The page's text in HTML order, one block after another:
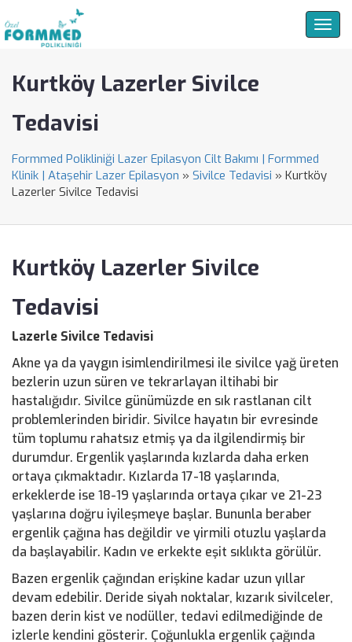
Kurtköy Lazerler Sivilce
Tedavisi
Formmed Polikliniği Lazer Epilasyon Cilt Bakımı | Formmed
Klinik | Ataşehir Lazer Epilasyon » Sivilce Tedavisi » Kurtköy
Lazerler Sivilce Tedavisi
Kurtköy Lazerler Sivilce
Tedavisi
Lazerle Sivilce Tedavisi
Akne ya da yaygın isimlendirilmesi ile sivilce yağ üreten
bezlerin uzun süren ve tekrarlayan iltihabi bir
hastalığıdır. Sivilce günümüzde en sık rastlanan cilt
problemlerinden biridir. Sivilce hayatın bir evresinde
tüm toplumu rahatsız etmiş ya da ilgilendirmiş bir
durumdur. Ergenlik yaşlarında kızlarda daha erken
ortaya çıkmaktadır. Kızlarda 17-18 yaşlarında,
erkeklerde ise 18-19 yaşlarında ortaya çıkar ve 21-23
yaşlarına doğru iyileşmeye başlar. Bununla beraber
ergenlik çağına has değildir ve yirmili otuzlu yaşlarda
da başlayabilir. Kadın ve erkekte eşit sıklıkta görülür.
Bazen ergenlik çağından erişkine kadar uzun yıllar
devam edebilir. Deride siyah noktalar, kızarık sivilceler,
bazen derin kist ve nodüller, tedavi edilmediğinde de
izlerle kendini gösterir. Çoğunlukla ergenlik çağında